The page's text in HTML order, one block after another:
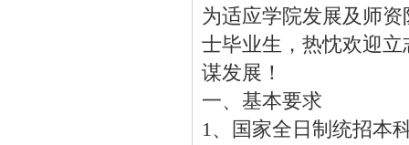
为适应学院发展及师
士毕业生，热忱欢迎
谋发展！
一、基本要求
1、国家全日制统招本